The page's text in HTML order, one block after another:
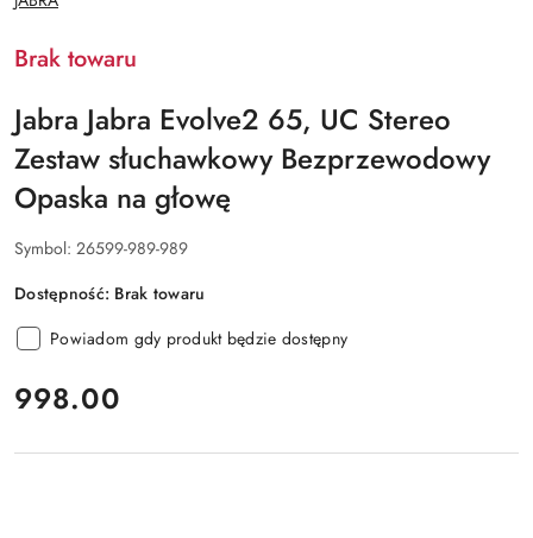
PRODUCENTA:
Brak towaru
Jabra Jabra Evolve2 65, UC Stereo
Zestaw słuchawkowy Bezprzewodowy
Opaska na głowę
Symbol: 26599-989-989
Dostępność: Brak towaru
Powiadom gdy produkt będzie dostępny
cena:
998.00